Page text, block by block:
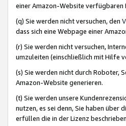
einer Amazon-Website
(q) Sie werden nicht versuchen, den
dass sich eine Webpage einer
(r) Sie werden nicht versuchen,
umzuleiten (einschließlich mit Hilfe
(s) Sie werden nicht durch Roboter,
Amazon-Website generieren.
(t) Sie werden unsere
nutzen, es sei denn, Sie haben über
erfüllen die in der Lizenz